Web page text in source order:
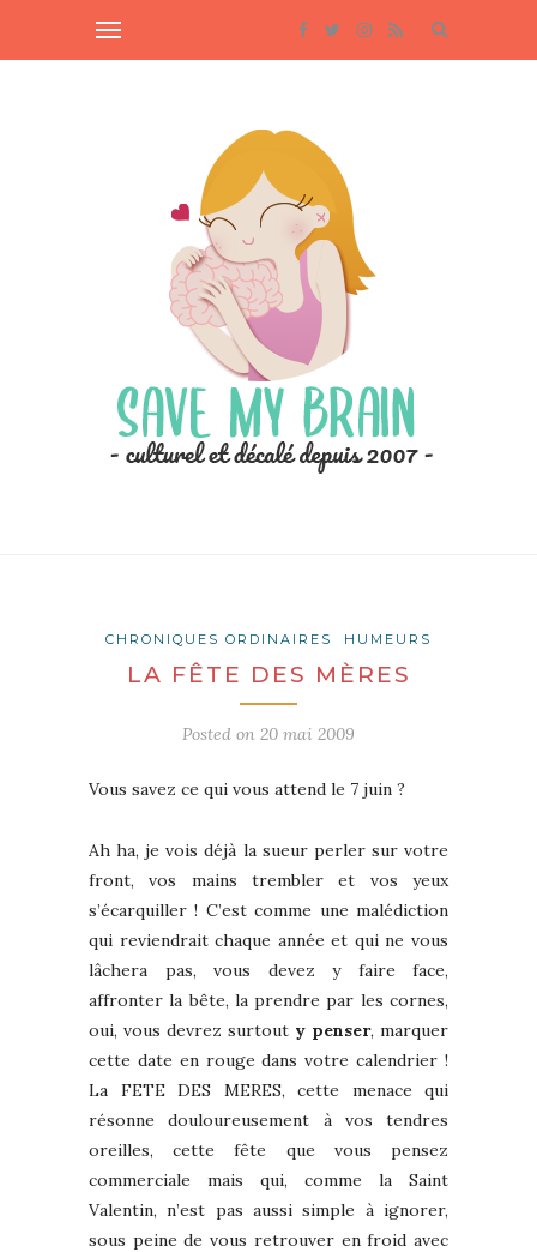
CHRONIQUES ORDINAIRES HUMEURS
LA FÊTE DES MÈRES
Posted on 20 mai 2009
Vous savez ce qui vous attend le 7 juin ?
Ah ha, je vois déjà la sueur perler sur votre
front, vos mains trembler et vos yeux
s’écarquiller ! C’est comme une malédiction
qui reviendrait chaque année et qui ne vous
lâchera pas, vous devez y faire face,
affronter la bête, la prendre par les cornes,
oui, vous devrez surtout y penser, marquer
cette date en rouge dans votre calendrier !
La FETE DES MERES, cette menace qui
résonne douloureusement à vos tendres
oreilles, cette fête que vous pensez
commerciale mais qui, comme la Saint
Valentin, n’est pas aussi simple à ignorer,
sous peine de vous retrouver en froid avec